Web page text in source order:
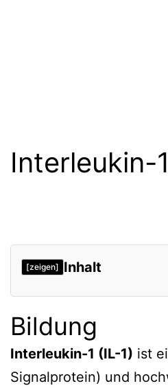
Interleukin-
[zeigen] Inhalt
Bildung
Biologische Funktion
IL-1-Blockade
Verweise
Bildung
Interleukin-1 (IL-1) ist
Signalprotein) und